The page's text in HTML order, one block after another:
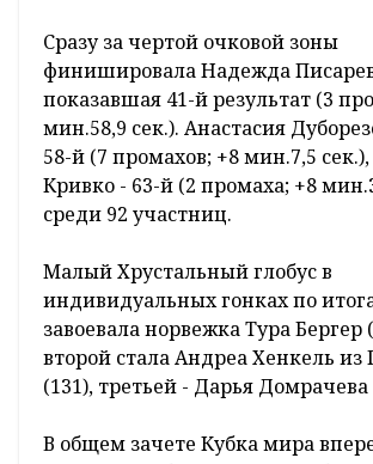
Сразу за чертой очковой зоны
финишировала Надежда
показавшая 41-й результат (3
мин.58,9 сек.). Анастасия
58-й (7 промахов; +8 мин.7,5
Кривко - 63-й (2 промаха; +8
среди 92 участниц.
Малый Хрустальный глобус в
индивидуальных гонках по
завоевала норвежка Тура Бергер
второй стала Андреа Хенкель
(131), третьей - Дарья Домрачева
В общем зачете Кубка мира